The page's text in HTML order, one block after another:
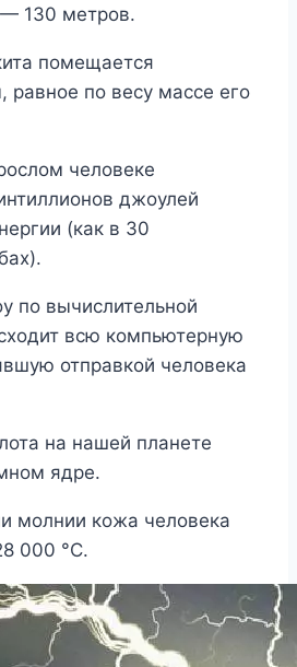
130 метров.
помещается
равное по весу массе его
человеке
джоулей
(как в 30
по вычислительной
всю компьютерную
отправкой человека
на нашей планете
ядре.
молнии кожа человека
000 °C.